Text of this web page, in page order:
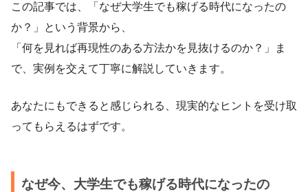
この記事では、「なぜ大学生でも稼げる時代になったの
か？」という背景から、
「何を見れば再現性のある方法かを見抜けるのか？」ま
で、実例を交えて丁寧に解説していきます。
あなたにもできると感じられる、現実的なヒントを受け取
ってもらえるはずです。
なぜ今、大学生でも稼げる時代になったの